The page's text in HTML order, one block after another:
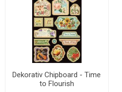
Dekorativ Chipboard - Time
to Flourish